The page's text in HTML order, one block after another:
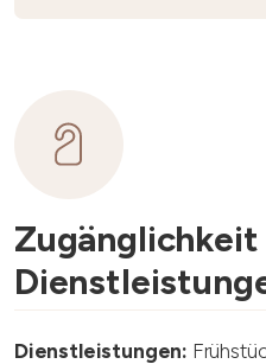
Zugänglichkeit
Dienstleistungen: